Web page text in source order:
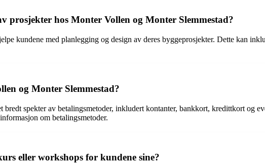
prosjekter hos Monter Vollen og Monter Slemmestad?
kundene med planlegging og design av deres byggeprosjekter. Dette kan
og Monter Slemmestad?
spekter av betalingsmetoder, inkludert kontanter, bankkort, kredittkort og
om betalingsmetoder.
eller workshops for kundene sine?